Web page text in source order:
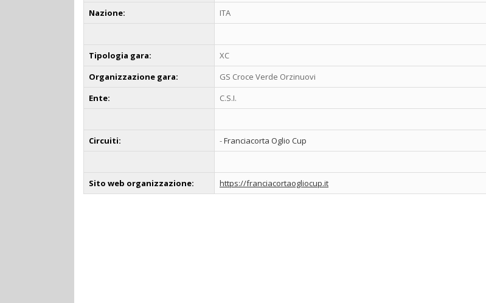
Nazione:
ITA
Tipologia gara:
XC
Organizzazione gara:
GS Croce Verde Orzinuovi
Ente:
C.S.I.
Circuiti: -Franciacorta Oglio Cup
Sito web organizzazione: https://franciacortaogliocup.it